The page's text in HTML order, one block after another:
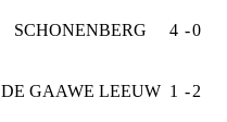
SCHONENBERG 4 -0
DE GAAWE LEEUW 1 -2